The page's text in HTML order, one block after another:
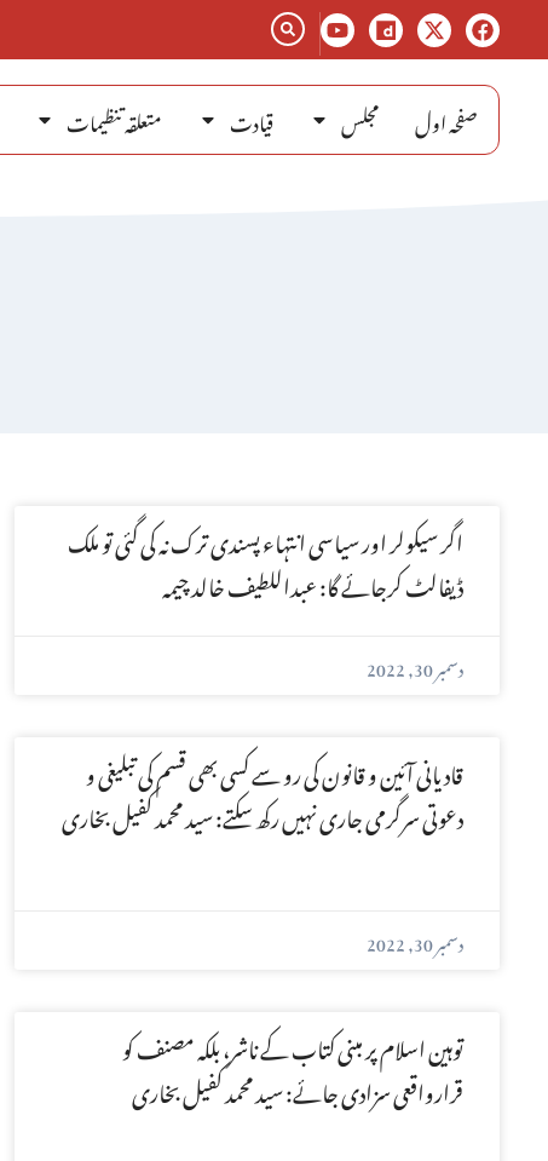
صفحہ اول مجلس قیادت متعلقہ تنظیمات
اگر سیکولر اور سیاسی انتہاء پسندی ترک نہ کی گئی تو ملک
ڈیفالٹ کرجائے گا: عبداللطیف خالد چیمہ
دسمبر 30, 2022
قادیانی آئین و قانون کی رو سے کسی بھی قسم کی تبلیغی و
دعوتی سرگرمی جاری نہیں رکھ سکتے: سید محمد کفیل بخاری
دسمبر 30, 2022
توہین اسلام پر مبنی کتاب کے ناشر، بلکہ مصنف کو
قرارواقعی سزادی جائے: سید محمد کفیل بخاری